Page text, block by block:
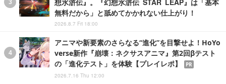
想水滸伝』。『幻想水滸伝 STAR LEAP』は「基本
無料だから」と舐めてかかれない仕上がり！
2026.8.7 Fri 18:00
アニマや新要素のさらなる“進化”を目撃せよ！HoYo
verse新作『崩壊：ネクサスアニマ』第2回βテスト
の「進化テスト」を体験【プレイレポ】
PR
2026.7.16 Thu 12:00